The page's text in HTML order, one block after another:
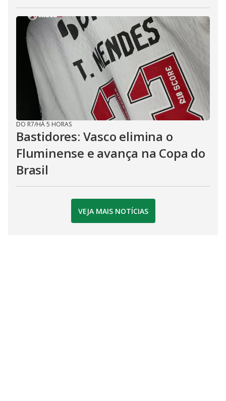
DO R7/HÁ 5 HORAS
Bastidores: Vasco elimina o
Fluminense e avança na Copa do
Brasil
VEJA MAIS NOTÍCIAS